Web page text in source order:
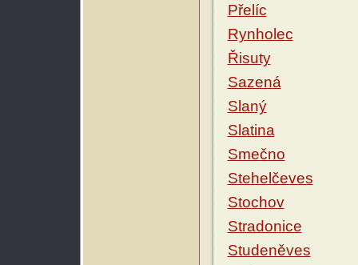
Přelíc
Rynholec
Řisuty
Sazená
Slaný
Slatina
Smečno
Stehelčeves
Stochov
Stradonice
Studeněves